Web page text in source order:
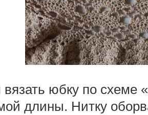
юбку по схеме
длины. Нитку